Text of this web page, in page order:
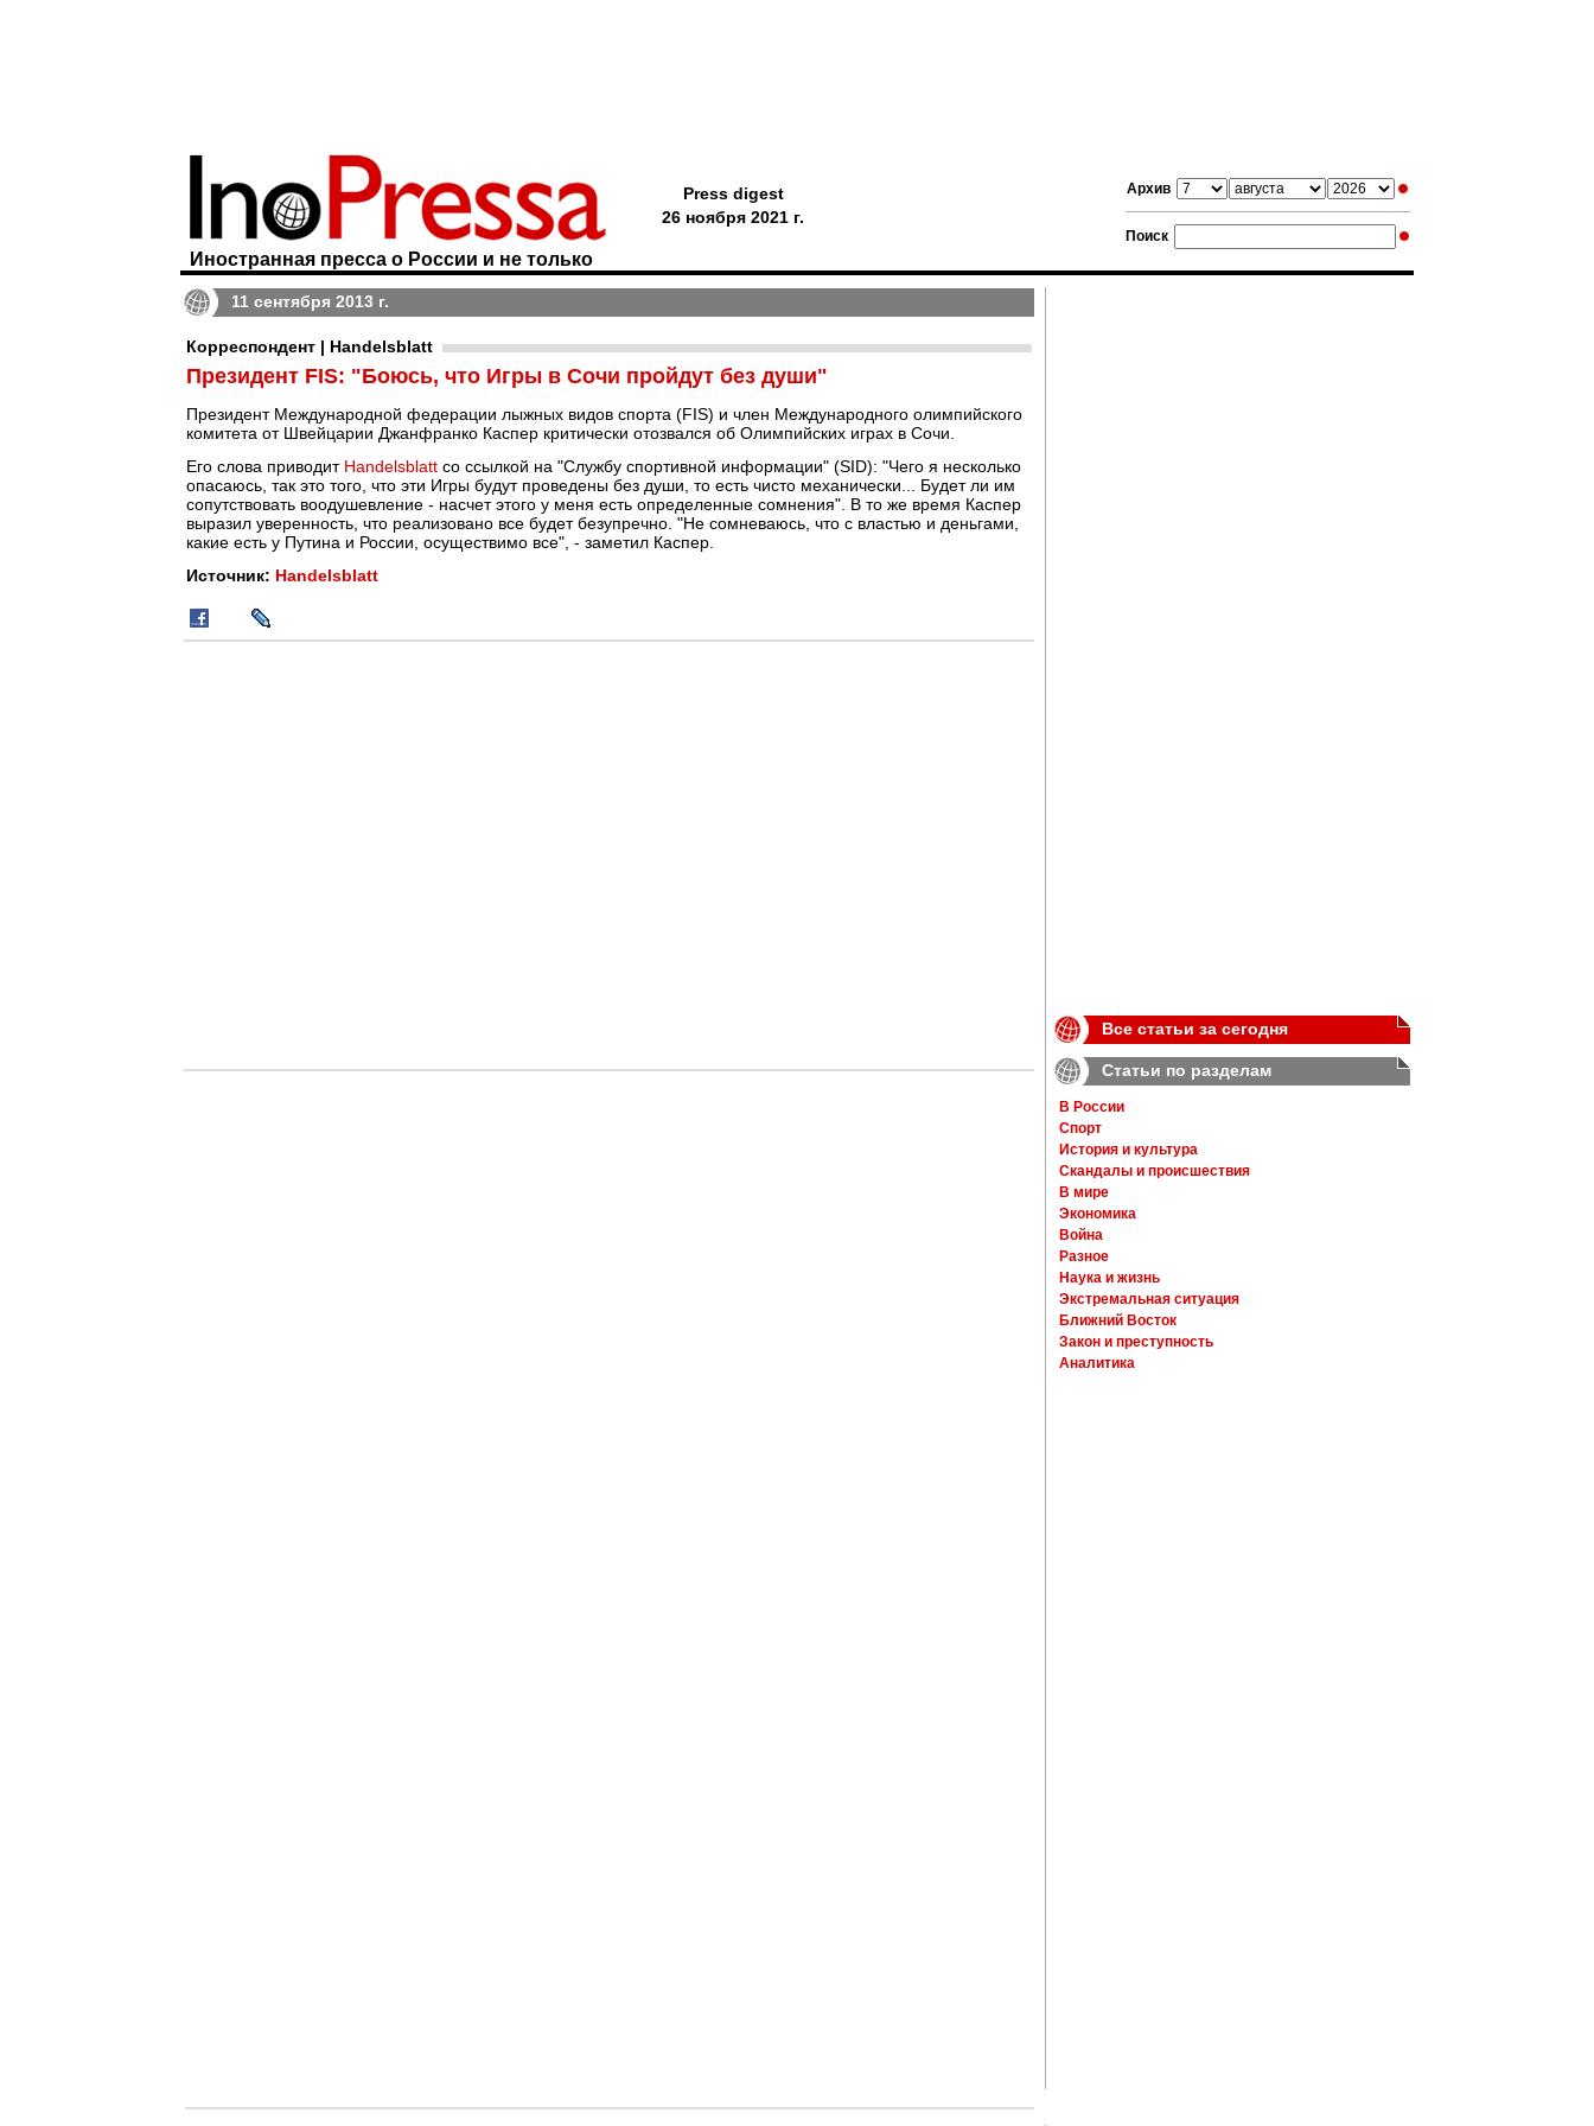
Архив
Поиск
Иностранная пресса о России и не только
Press digest
26 ноября 2021 г.
11 сентября 2013 г.
Корреспондент | Handelsblatt
Президент FIS: "Боюсь, что Игры в Сочи пройдут без души"
Президент Международной федерации лыжных видов спорта (FIS) и член Международного олимпийского
комитета от Швейцарии Джанфранко Каспер критически отозвался об Олимпийских играх в Сочи.
Его слова приводит Handelsblatt со ссылкой на "Службу спортивной информации" (SID): "Чего я несколько
опасаюсь, так это того, что эти Игры будут проведены без души, то есть чисто механически... Будет ли им
сопутствовать воодушевление - насчет этого у меня есть определенные сомнения". В то же время Каспер
выразил уверенность, что реализовано все будет безупречно. "Не сомневаюсь, что с властью и деньгами,
какие есть у Путина и России, осуществимо все", - заметил Каспер.
Источник: Handelsblatt
Все статьи за сегодня
Статьи по разделам
В России
Спорт
История и культура
Скандалы и происшествия
В мире
Экономика
Война
Разное
Наука и жизнь
Экстремальная ситуация
Ближний Восток
Закон и преступность
Аналитика